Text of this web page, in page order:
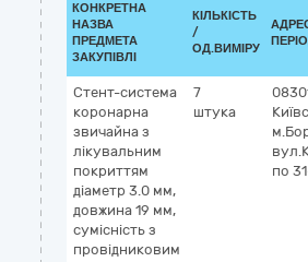
КОНКРЕТНА
НАЗВА
ПРЕДМЕТА
ЗАКУПІВЛІ
КІЛЬКІСТЬ
/
ОД.ВИМІРУ
Стент-система
коронарна
звичайна з
лікувальним
покриттям
діаметр 3.0 мм,
довжина 19 мм,
сумісність з
провідниковим
7
штука
по